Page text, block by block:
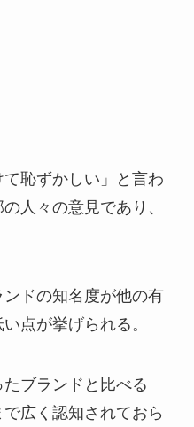
恥ずかしい」と言わ
人々の意見であり、
ドの知名度が他の有
点が挙げられる。
ブランドと比べる
広く認知されておら